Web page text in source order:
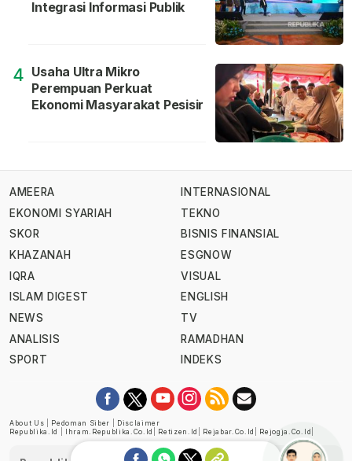
Integrasi Informasi Publik
4 Usaha Ultra Mikro
Perempuan Perkuat
Ekonomi Masyarakat Pesisir
AMEERA
EKONOMI SYARIAH
SKOR
KHAZANAH
IQRA
ISLAM DIGEST
NEWS
ANALISIS
SPORT
INTERNASIONAL
TEKNO
BISNIS FINANSIAL
ESGNOW
VISUAL
ENGLISH
TV
RAMADHAN
INDEKS
About Us Pedoman Siber
Disclaimer
Republika.id
Ihram.republika.co.id Retizen.id Rejabar.co.id Rejogja.co.id